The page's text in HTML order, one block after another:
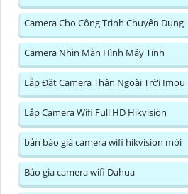
Camera Cho Công Trình Chuyên Dụng
Camera Nhìn Màn Hình Máy Tính
Lắp Đặt Camera Thân Ngoài Trời Imou
Lắp Camera Wifi Full HD Hikvision
bản báo giá camera wifi hikvision mới
Báo gia camera wifi Dahua